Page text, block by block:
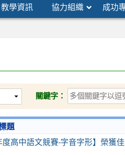
教學資訊 協力組織 成功
關鍵字：
題
高中語文競賽-字音字形】榮獲